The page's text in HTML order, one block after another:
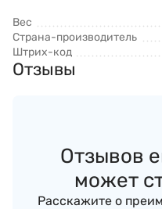
Вес
Страна-производитель
Штрих-код
Отзывы
Отзывов
может
Расскажите о